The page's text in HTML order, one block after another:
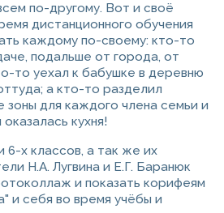
по-другому. Вот и своё
дистанционного обучения
каждому по-своему: кто-то
подальше от города, от
то уехал к бабушке в деревню
а кто-то разделил
зоны для каждого члена семьи и
кухня!
6-х классов, а так же их
Н.А. Лугвина и Е.Г. Баранюк
и показать корифеям
и себя во время учёбы и